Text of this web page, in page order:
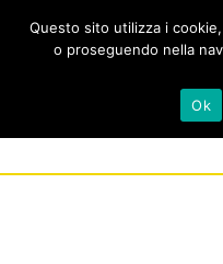
Questo sito utilizza i
o proseguendo nella
Ok